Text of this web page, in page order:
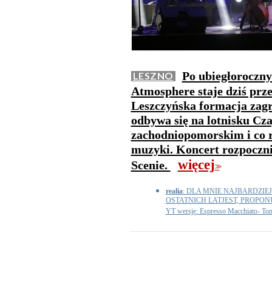
LESZNO
Po
Atmosphere staje dziś
Leszczyńska formacja
odbywa się na lotnisku
zachodniopomorskim i co
muzyki. Koncert
Scenie.
więcej>>
realia: DLA MNIE
OSTATNICH LATJEST,
YT wersję: Espresso Macchiato-